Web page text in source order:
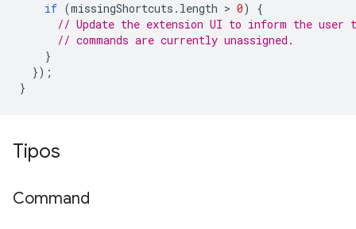
if (missingShortcuts . length > 0)
{
// Update the extension UI to inform the user
// commands are currently unassigned.
}
});
}
Tipos
Command